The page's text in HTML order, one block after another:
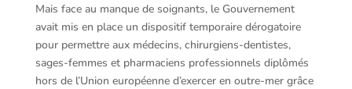
Mais face au manque de soignants, le Gouvernement
avait mis en place un dispositif temporaire dérogatoire
pour permettre aux médecins, chirurgiens-dentistes,
sages-femmes et pharmaciens professionnels diplômés
hors de l’Union européenne d’exercer en outre-mer grâce